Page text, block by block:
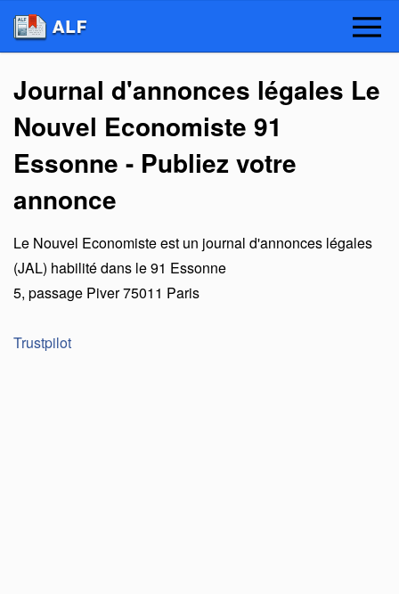
Journal d'annonces légales Le
Nouvel Economiste 91
Essonne - Publiez votre
annonce
Le Nouvel Economisteest un journal d'annonces légales
(JAL) habilité dans le 91 Essonne
5, passage Piver75011 Paris
Trustpilot